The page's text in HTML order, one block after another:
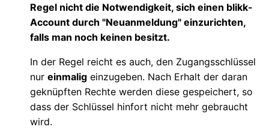
Regel nicht die Notwendigkeit, sich einen blikk-
Account durch "Neuanmeldung" einzurichten,
falls man noch keinen besitzt.
In der Regel reicht es auch, den Zugangsschlüssel
nur einmalig einzugeben. Nach Erhalt der daran
geknüpften Rechte werden diese gespeichert, so
dass der Schlüssel hinfort nicht mehr gebraucht
wird.